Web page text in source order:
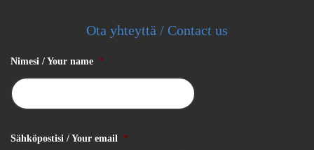
Ota yhteyttä / Contact us
Nimesi / Your name *
Sähköpostisi / Your email *